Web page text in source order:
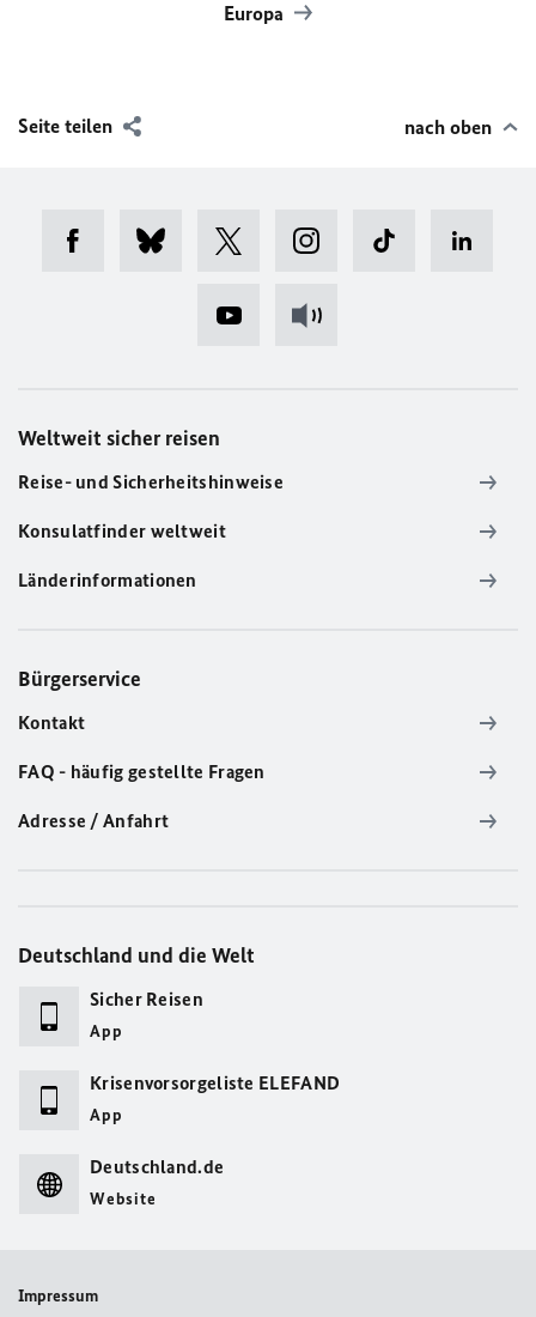
Europa
Seite teilen nach oben
Weltweit sicher reisen
Reise- und Sicherheitshinweise
Konsulatfinder weltweit
Länderinformationen
Bürgerservice
Kontakt
FAQ - häufig gestellte Fragen
Adresse / Anfahrt
Deutschland und die Welt
Sicher Reisen
App
Krisenvorsorgeliste ELEFAND
App
Deutschland.de
Website
Impressum